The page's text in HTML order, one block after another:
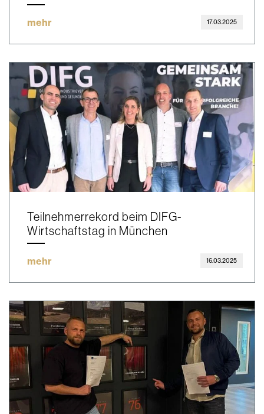
mehr 17.03.2025
Teilnehmerrekord beim DIFG-
Wirtschaftstag in München
mehr 16.03.2025